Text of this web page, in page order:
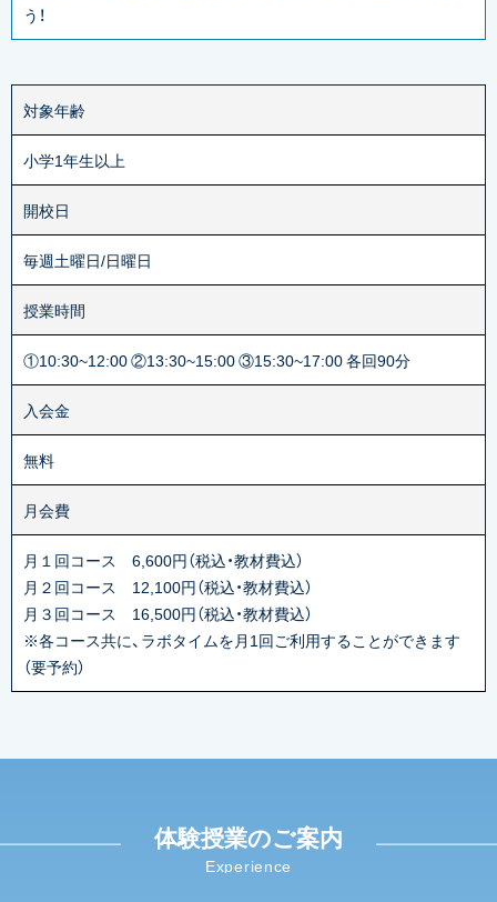
う！
対象年齢
小学1年生以上
開校日
毎週土曜日/日曜日
授業時間
①10:30~12:00 ②13:30~15:00 ③15:30~17:00 各回90分
入会金
無料
月会費
月１回コース 6,600円（税込・教材費込）
月２回コース 12,100円（税込・教材費込）
月３回コース 16,500円（税込・教材費込）
※各コース共に、ラボタイムを月1回ご利用することができます
（要予約）
体験授業のご案内
Experience